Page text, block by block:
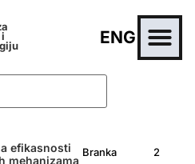
ENG
efikasnosti
mehanizama
Branka
2